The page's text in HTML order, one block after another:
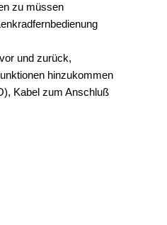
zu müssen
und zurück,
hinzukommen
Kabel zum Anschluß